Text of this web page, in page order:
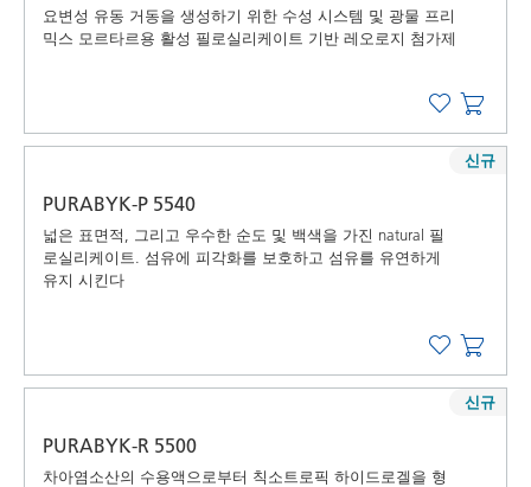
요변성 유동 거동을 생성하기 위한 수성 시스템 및 광물 프리
믹스 모르타르용 활성 필로실리케이트 기반 레오로지 첨가제
PURABYK-P 5540
넓은 표면적, 그리고 우수한 순도 및 백색을 가진 natural 필
로실리케이트. 섬유에 피각화를 보호하고 섬유를 유연하게
유지 시킨다
신규
PURABYK-R 5500
차아염소산의 수용액으로부터 칙소트로픽 하이드로겔을 형
신규